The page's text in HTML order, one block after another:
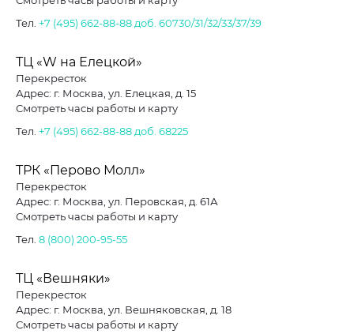
Тел. +7 (495) 662-88-88 доб. 60730/31/32/33/37/39
ТЦ «W на Елецкой»
Перекресток
Адрес: г. Москва, ул. Елецкая, д. 15
Смотреть часы работы и карту
Тел. +7 (495) 662-88-88 доб. 68225
ТРК «Перово Молл»
Перекресток
Адрес: г. Москва, ул. Перовская, д. 61А
Смотреть часы работы и карту
Тел. 8 (800) 200-95-55
ТЦ «Вешняки»
Перекресток
Адрес: г. Москва, ул. Вешняковская, д. 18
Смотреть часы работы и карту